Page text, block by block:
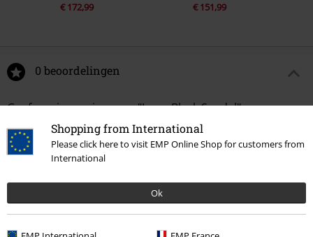
Shopping from International
Please click here to visit EMP Online Shop for customers from
International
Ok
€ 172,99 € 151,99
0 beoordelingen
Geef ons je mening over "Jesy - Black Sendal".
Schrijf een beoordeling